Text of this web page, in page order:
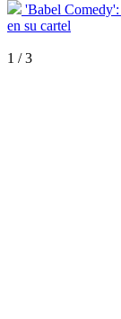
'Babel
en su cartel
1 /3